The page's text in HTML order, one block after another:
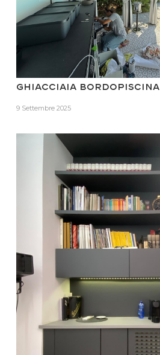
Ghiacciaia bordopiscina
9 Settembre 2025